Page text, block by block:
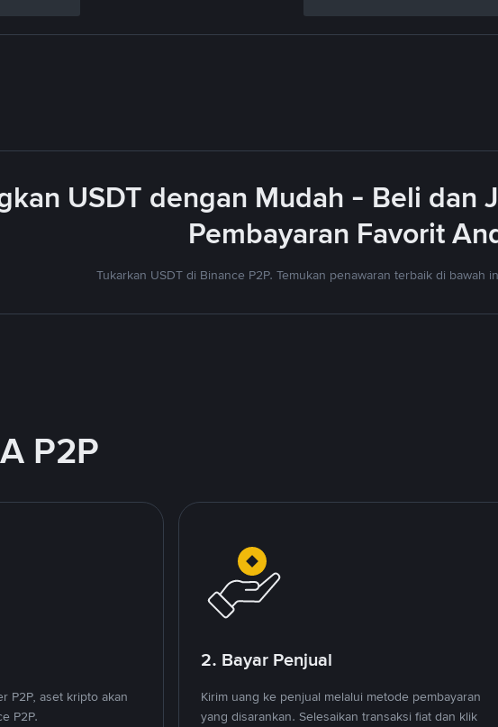
USDT dengan Mudah - Beli dan
Pembayaran Favorit
Tukarkan USDT di Binance P2P. Temukan penawaran terbaik di bawah
P2P
P2P, aset kripto akan
P2P.
2. Bayar Penjual
Kirim uang ke penjual melalui metode pembayaran
yang disarankan. Selesaikan transaksi fiat dan klik